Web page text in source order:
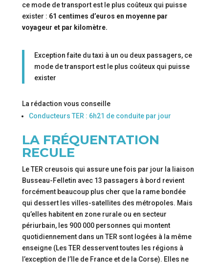
ce mode de transport est le plus coûteux qui puisse
exister : 61 centimes d’euros en moyenne par
voyageur et par kilomètre.
Exception faite du taxi à un ou deux passagers, ce
mode de transport est le plus coûteux qui puisse
exister
La rédaction vous conseille
Conducteurs TER : 6h21 de conduite par jour
LA FRÉQUENTATION
RECULE
Le TER creusois qui assure une fois par jour la liaison
Busseau-Felletin avec 13 passagers à bord revient
forcément beaucoup plus cher que la rame bondée
qui dessert les villes-satellites des métropoles. Mais
qu’elles habitent en zone rurale ou en secteur
périurbain, les 900 000 personnes qui montent
quotidiennement dans un TER sont logées à la même
enseigne (Les TER desservent toutes les régions à
l’exception de l’Ile de France et de la Corse). Elles ne